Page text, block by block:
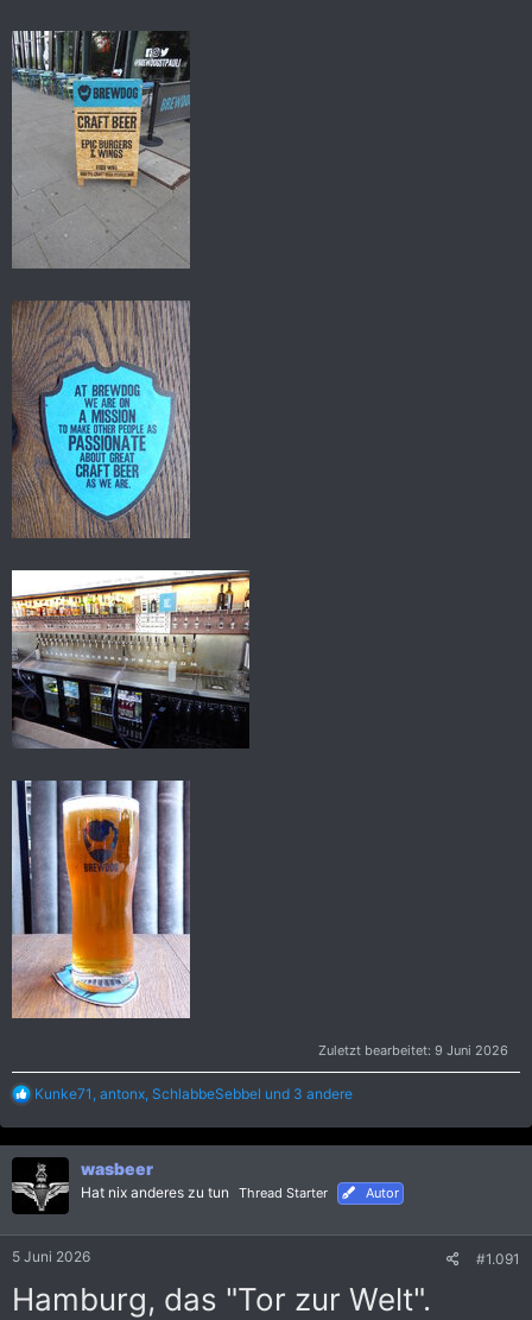
Zuletzt bearbeitet: 9 Juni 2026
R
a
k
t
i
o
n
Kunke71 , antonx, SchlabbeSebbel und 3 andere
wasbeer
Hat nix anderes zu tun Thread Starter Autor
5 Juni 2026 #1.091
Hamburg, das "Tor zur Welt".